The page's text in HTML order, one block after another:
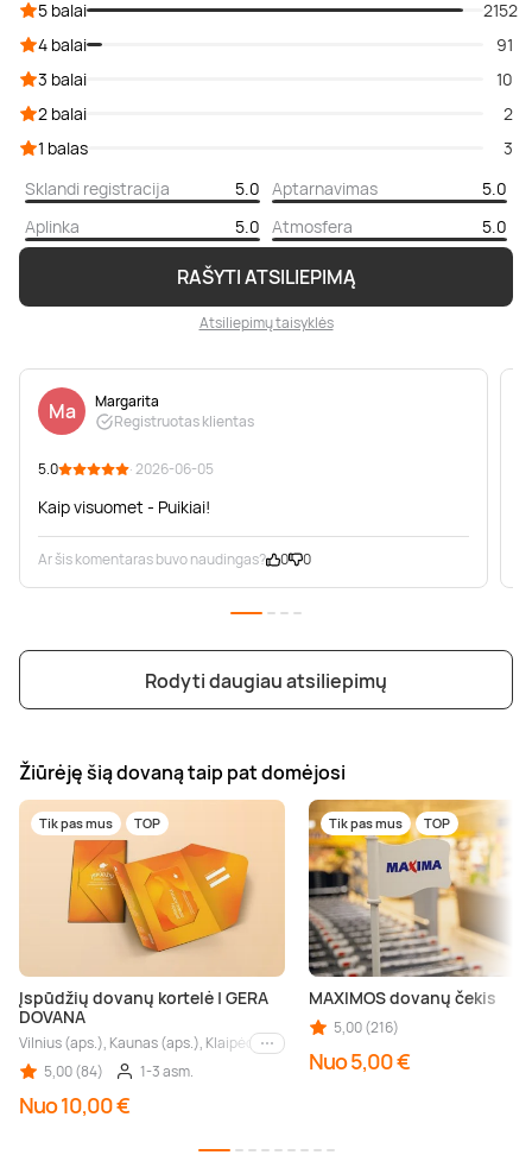
RAŠYTI ATSILIEPIMĄ
Atsiliepimų taisyklės
5 balai
2152
4 balai
91
3 balai
10
2 balai
2
1 balas
3
Sklandi registracija
5.0 Aptarnavimas
5.0
Aplinka
5.0 Atmosfera 5.0
Ma
Margarita
Registruotas klientas
5.0 · 2026-06-05
Kaip visuomet - Puikiai!
Ar šis komentaras buvo naudingas? 0 0
Rodyti daugiau atsiliepimų
Žiūrėję šią dovaną taip pat domėjosi
Tik pas mus TOP
Įspūdžių dovanų kortelė | GERA
DOVANA
Vilnius (aps.), Kaunas (aps.), Klaipėda (aps.), Palanga (aps.), Nida (aps.),
Kiti miestai
5,00 (84)
1-3 asm.
Nuo 10,00 €
Tik pas mus TOP
MAXIMOS dovanų čekis
5,00 (216)
Nuo 5,00 €